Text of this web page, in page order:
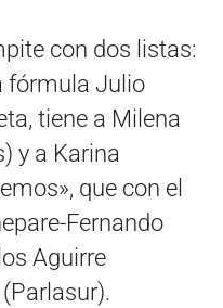
con dos listas:
fórmula Julio
tiene a Milena
y a Karina
que con el
Fernando
Aguirre